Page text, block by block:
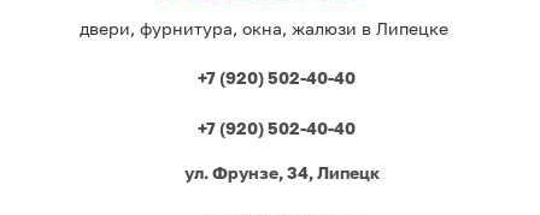
двери, фурнитура, окна, жалюзи в Липецке
+7 (920) 502-40-40
+7 (920) 502-40-40
ул. Фрунзе, 34, Липецк